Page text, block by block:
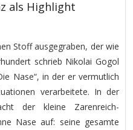
als Highlight
Stoff ausgegraben, der wie
schrieb Nikolai Gogol
Nase“, in der er vermutlich
verarbeitete. In der
der kleine Zarenreich-
Nase auf: seine gesamte